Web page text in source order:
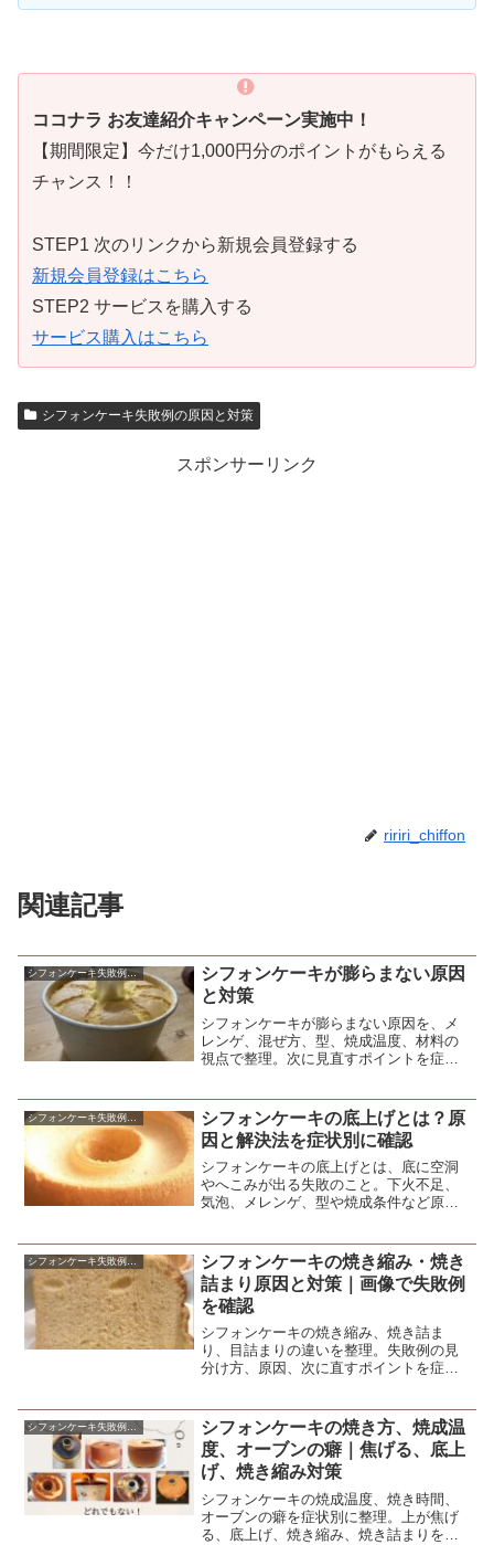
ココナラ お友達紹介キャンペーン実施中！
【期間限定】今だけ1,000円分のポイントがもらえる
チャンス！！
STEP1 次のリンクから新規会員登録する
新規会員登録はこちら
STEP2 サービスを購入する
サービス購入はこちら
シフォンケーキ失敗例の原因と対策
スポンサーリンク
ririri_chiffon
関連記事
シフォンケーキ失敗例の原因と対策
シフォンケーキが膨らまない原因
と対策
シフォンケーキが膨らまない原因を、メ
レンゲ、混ぜ方、型、焼成温度、材料の
視点で整理。次に見直すポイントを症状
シフォンケーキの底上げとは？原
因と解決法を症状別に確認
シフォンケーキの底上げとは、底に空洞
やへこみが出る失敗のこと。下火不足、
気泡、メレンゲ、型や焼成条件など原因
シフォンケーキの焼き縮み・焼き
詰まり原因と対策｜画像で失敗例
を確認
シフォンケーキの焼き縮み、焼き詰ま
り、目詰まりの違いを整理。失敗例の見
分け方、原因、次に直すポイントを症状
シフォンケーキ失敗例の原因と対策
シフォンケーキの焼き方、焼成温
度、オーブンの癖｜焦げる、底上
げ、焼き縮み対策
シフォンケーキの焼成温度、焼き時間、
オーブンの癖を症状別に整理。上が焦げ
る、底上げ、焼き縮み、焼き詰まりを防